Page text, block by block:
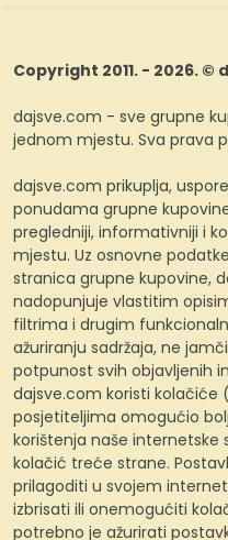
Copyright 2011. - 2026. ©
dajsve.com - sve grupne
jednom mjestu. Sva prava
dajsve.com prikuplja,
ponudama grupne
pregledniji, informativniji i
mjestu. Uz osnovne
stranica grupne kupovine,
nadopunjuje vlastitim
filtrima i drugim
ažuriranju sadržaja, ne
potpunost svih objavljenih
dajsve.com koristi kolačiće
posjetiteljima omogućio
korištenja naše
kolačić treće strane.
prilagoditi u svojem
izbrisati ili onemogućiti
potrebno je ažurirati